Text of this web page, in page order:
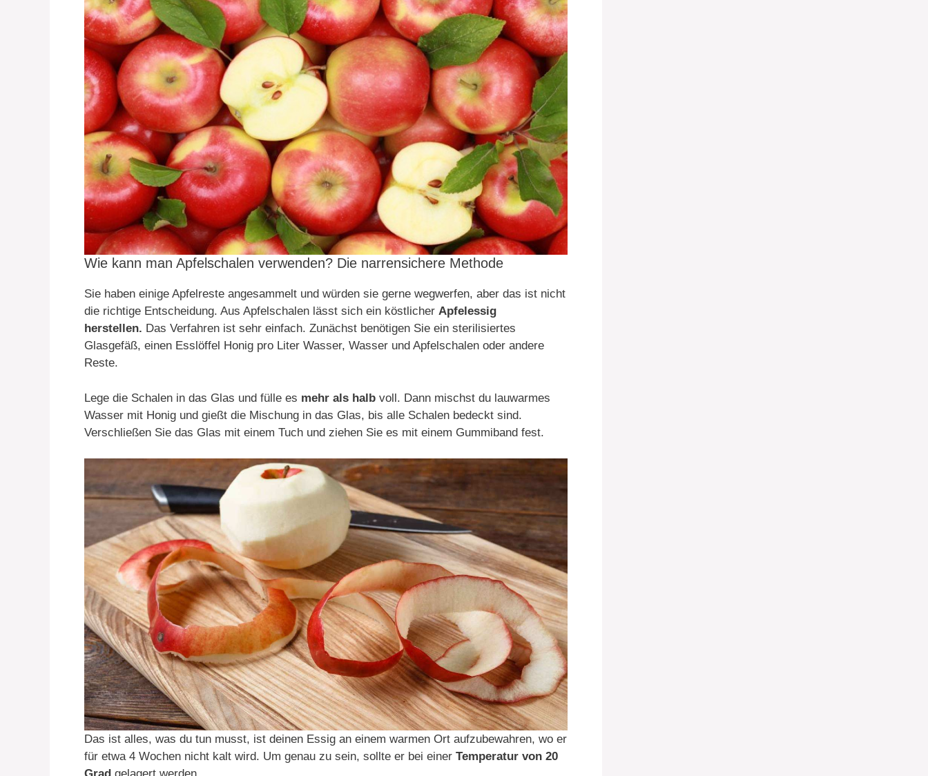
Wie kann man Apfelschalen verwenden? Die narrensichere Methode
Sie haben einige Apfelreste angesammelt und würden sie gerne wegwerfen, aber das ist nicht
die richtige Entscheidung. Aus Apfelschalen lässt sich ein köstlicher Apfelessig
herstellen. Das Verfahren ist sehr einfach. Zunächst benötigen Sie ein sterilisiertes
Glasgefäß, einen Esslöffel Honig pro Liter Wasser, Wasser und Apfelschalen oder andere
Reste.
Lege die Schalen in das Glas und fülle es mehr als halb voll. Dann mischst du lauwarmes
Wasser mit Honig und gießt die Mischung in das Glas, bis alle Schalen bedeckt sind.
Verschließen Sie das Glas mit einem Tuch und ziehen Sie es mit einem Gummiband fest.
Das ist alles, was du tun musst, ist deinen Essig an einem warmen Ort aufzubewahren, wo er
für etwa 4 Wochen nicht kalt wird. Um genau zu sein, sollte er bei einer Temperatur von 20